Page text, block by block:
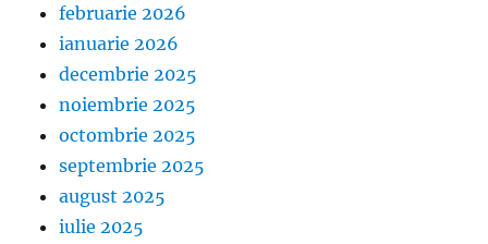
februarie 2026
ianuarie 2026
decembrie 2025
noiembrie 2025
octombrie 2025
septembrie 2025
august 2025
iulie 2025